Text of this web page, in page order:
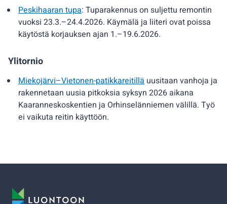
Peskihaaran tupa: Tuparakennus on suljettu remontin
vuoksi 23.3.–24.4.2026. Käymälä ja liiteri ovat poissa
käytöstä korjauksen ajan 1.–19.6.2026.
Ylitornio
Miekojärvi–Vietonen-patikkareitillä uusitaan vanhoja ja
rakennetaan uusia pitkoksia syksyn 2026 aikana
Kaaranneskoskentien ja Orhinselänniemen välillä. Työ
ei vaikuta reitin käyttöön.